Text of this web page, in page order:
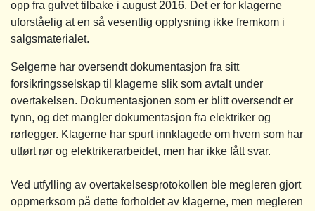
opp fra gulvet tilbake i august 2016. Det er for klagerne
uforståelig at en så vesentlig opplysning ikke fremkom i
salgsmaterialet.
Selgerne har oversendt dokumentasjon fra sitt
forsikringsselskap til klagerne slik som avtalt under
overtakelsen. Dokumentasjonen som er blitt oversendt er
tynn, og det mangler dokumentasjon fra elektriker og
rørlegger. Klagerne har spurt innklagede om hvem som har
utført rør og elektrikerarbeidet, men har ikke fått svar.
Ved utfylling av overtakelsesprotokollen ble megleren gjort
oppmerksom på dette forholdet av klagerne, men megleren